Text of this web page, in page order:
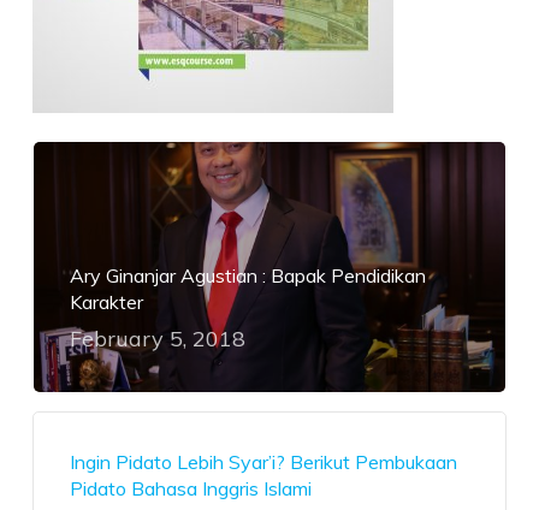
Ary Ginanjar Agustian : Bapak Pendidikan
Karakter
February 5, 2018
Ingin Pidato Lebih Syar’i? Berikut Pembukaan
Pidato Bahasa Inggris Islami